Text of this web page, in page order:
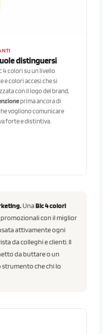
distinguersi
4 colori su un livello
colori accesi che si
con il logo del brand,
prima ancora di
vogliono comunicare
forte e distintiva.
UnaBic 4 colori
con il miglior
attivamente ogni
da colleghi e clienti. Il
da buttare o un
strumento che chi lo